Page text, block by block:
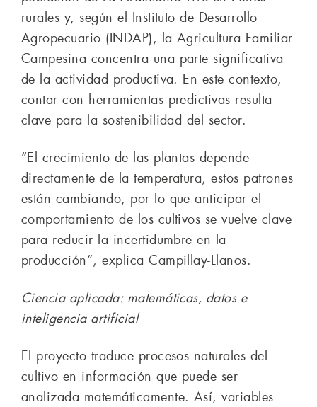
rurales y, según el Instituto de Desarrollo
Agropecuario (INDAP), la Agricultura Familiar
Campesina concentra una parte significativa
de la actividad productiva. En este contexto,
contar con herramientas predictivas resulta
clave para la sostenibilidad del sector.
“El crecimiento de las plantas depende
directamente de la temperatura, estos patrones
están cambiando, por lo que anticipar el
comportamiento de los cultivos se vuelve clave
para reducir la incertidumbre en la
producción”, explica Campillay-Llanos.
Ciencia aplicada: matemáticas, datos e
inteligencia artificial
El proyecto traduce procesos naturales del
cultivo en información que puede ser
analizada matemáticamente. Así, variables